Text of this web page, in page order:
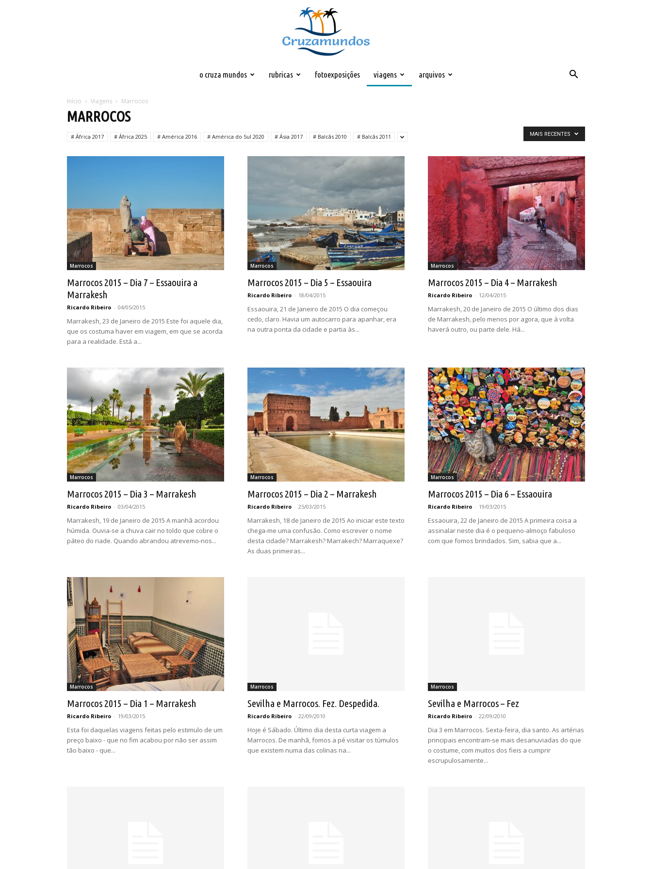
o cruza mundos rubricas fotoexposições viagens arquivos
Início Viagens Marrocos
MARROCOS
# África 2017 # África 2025 # América 2016 # América do Sul 2020 # Ásia 2017 # Balcãs 2010 # Balcãs 2011 MAIS RECENTES
Marrocos
Marrocos 2015 – Dia 7 – Essaouira a
Marrakesh
Ricardo Ribeiro - 04/05/2015
Marrakesh, 23 de Janeiro de 2015 Este foi aquele dia,
que os costuma haver em viagem, em que se acorda
para a realidade. Está a...
Marrocos
Marrocos 2015 – Dia 5 – Essaouira
Ricardo Ribeiro - 18/04/2015
Essaouira, 21 de Janeiro de 2015 O dia começou
cedo, claro. Havia um autocarro para apanhar, era
na outra ponta da cidade e partia às...
Marrocos
Marrocos 2015 – Dia 4 – Marrakesh
Ricardo Ribeiro - 12/04/2015
Marrakesh, 20 de Janeiro de 2015 O último dos dias
de Marrakesh, pelo menos por agora, que à volta
haverá outro, ou parte dele. Há...
Marrocos
Marrocos 2015 – Dia 3 – Marrakesh
Ricardo Ribeiro - 03/04/2015
Marrakesh, 19 de Janeiro de 2015 A manhã acordou
húmida. Ouvia-se a chuva cair no toldo que cobre o
páteo do riade. Quando abrandou atrevemo-nos...
Marrocos
Marrocos 2015 – Dia 2 – Marrakesh
Ricardo Ribeiro - 25/03/2015
Marrakesh, 18 de Janeiro de 2015 Ao iniciar este texto
chega-me uma confusão. Como escrever o nome
desta cidade? Marrakesh? Marrakech? Marraquexe?
As duas primeiras...
Marrocos
Marrocos 2015 – Dia 6 – Essaouira
Ricardo Ribeiro - 19/03/2015
Essaouira, 22 de Janeiro de 2015 A primeira coisa a
assinalar neste dia é o pequeno-almoço fabuloso
com que fomos brindados. Sim, sabia que a...
Marrocos
Marrocos 2015 – Dia 1 – Marrakesh
Ricardo Ribeiro - 19/03/2015
Esta foi daquelas viagens feitas pelo estimulo de um
preço baixo - que no fim acabou por não ser assim
tão baixo - que...
Marrocos
Sevilha e Marrocos. Fez. Despedida.
Ricardo Ribeiro - 22/09/2010
Hoje é Sábado. Último dia desta curta viagem a
Marrocos. De manhã, fomos a pé visitar os túmulos
que existem numa das colinas na...
Marrocos
Sevilha e Marrocos – Fez
Ricardo Ribeiro - 22/09/2010
Dia 3 em Marrocos. Sexta-feira, dia santo. As artérias
principais encontram-se mais desanuviadas do que
o costume, com muitos dos fieis a cumprir
escrupulosamente...